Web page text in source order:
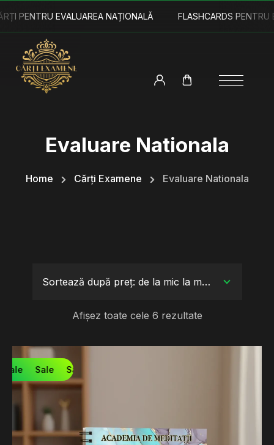
EVALUAREA NAȚIONALĂ FLASHCARDS PENTRU
Evaluare Nationala
Home Cărți Examene Evaluare Nationala
Sortează după preț: de la mic la mare
Afișez toate cele 6 rezultate
Sale Sale